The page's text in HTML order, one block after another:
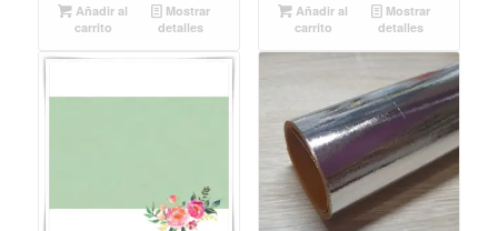
Añadir al
carrito
Mostrar
detalles
Añadir al
carrito
Mostrar
detalles